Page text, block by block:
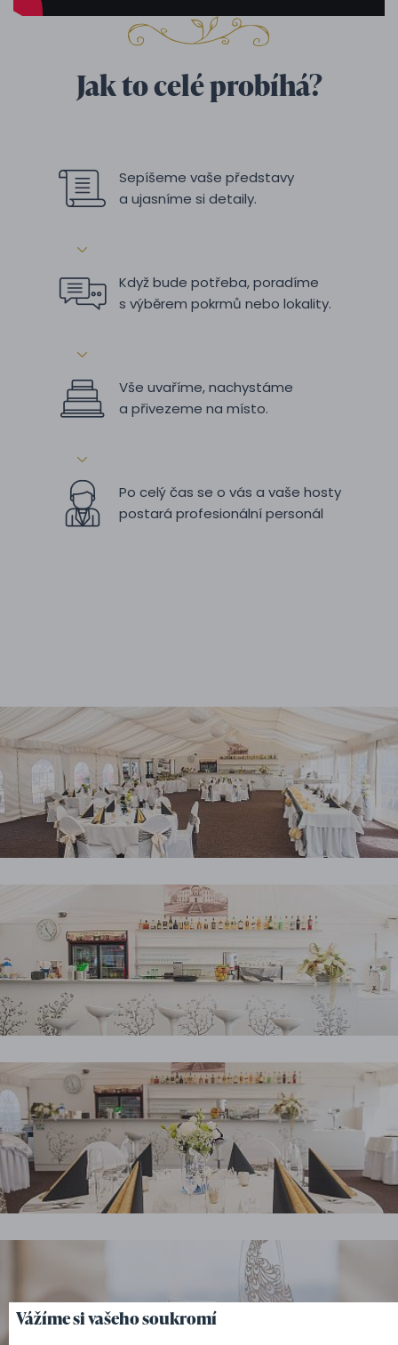
Jak to celé probíhá?
Sepíšeme vaše představy
a ujasníme si detaily.
Když bude potřeba, poradíme
s výběrem pokrmů nebo lokality.
Vše uvaříme, nachystáme
a přivezeme na místo.
Po celý čas se o vás a vaše hosty
postará profesionální personál
Vážíme si vašeho soukromí